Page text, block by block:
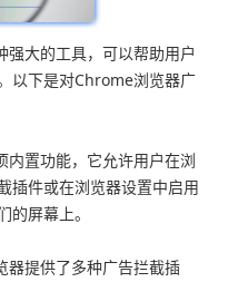
强大的工具，可以帮助用户
以下是对Chrome浏览器广
置功能，它允许用户在浏
插件或在浏览器设置中启用
屏幕上。
器提供了多种广告拦截插